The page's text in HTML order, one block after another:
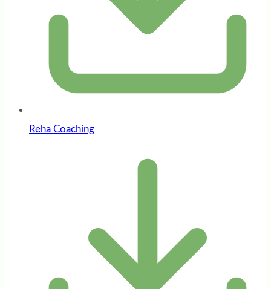
Reha Coaching